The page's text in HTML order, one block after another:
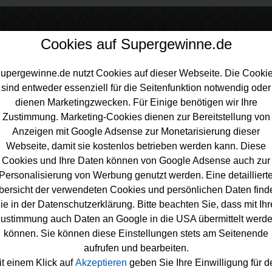
Gewinnspiele Urlaub
gewinnen - kostenlose Urlaubs-
✈ ⛱
kostenlos. ✈ ⛱ Wer dringend Urlaub braucht, sollte
und kann hier tolle Trips gewinnen. Ständig aktuell ✅
werden bei diesen Gewinnspielen sicher ihre wahre Freude
tollen Urlaub gewinnen möchten, sollten Sie sich diese
Ob Aktiv-Urlaub, Pauschalreise oderWanderurlaub- hier
bei denen Sie mit etwas Glück Ihren nächsten Urlaub
Alle Reise Gewinnspiele finden Sie in dieser Übersicht
Cookies auf Supergewinne.de
nutzt Cookies auf dieser Webseite. Die
sind entweder essenziell für die Seitenfunktion notwendig oder
dienen Marketingzwecken. Für Einige benötigen wir Ihre
Zustimmung. Marketing-Cookies dienen zur Bereitstellung von
Anzeigen mit Google Adsense zur Monetarisierung dieser
Webseite, damit sie kostenlos betrieben werden kann. Diese
Cookies und Ihre Daten können von Google Adsense auch zur
Personalisierung von Werbung genutzt werden. Eine
der verwendeten Cookies und persönlichen Daten
in der Datenschutzerklärung. Bitte beachten Sie, dass mit
auch Daten an Google in die USA übermittelt
können. Sie können diese Einstellungen stets am Seitenende
aufrufen und bearbeiten.
einem Klick aufAkzeptieren geben Sie Ihre Einwilligung für